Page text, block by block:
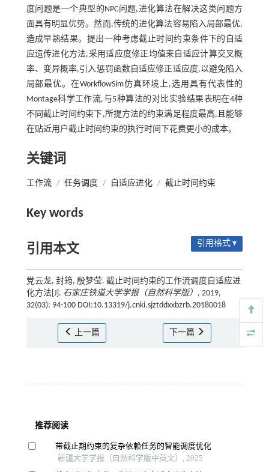
度问题是一个典型的NPC问题,进化算法在解决这类问题方
面具有明显优势。然而,传统的进化算法容易陷入局部最优,
造成早熟结果。提出一种考虑截止时间约束条件下的自适
应遗传进化方法,采用适应度修正均值来自适应计算交叉概
率、变异概率,引入惩罚函数自适应修正适应度,以避免陷入
局部最优。在WorkflowSim仿真环境上,选用具有代表性的
Montage科学工作流,与5种算法的对比实验结果表明在4种
不同截止时间约束下,所提方法的约束满足程度最高,且能够
在贴近用户截止时间约束的执行时间下花费更小的成本。
关键词
工作流 / 任务调度 / 自适应进化 / 截止时间约束
Key words
引用本文 引用格式 ▾
党云龙, 封筠, 殷梦莹. 截止时间约束的工作流调度自适应进
化方法[J]. 石家庄铁道大学学报（自然科学版） , 2019,
32(03): 94-100 DOI:10.13319/j.cnki.sjztddxxbzrb.20180018
上一篇 下一篇